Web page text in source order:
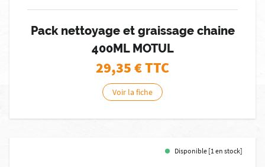
Pack nettoyage et graissage chaine
400ML MOTUL
29,35€ TTC
Voir la fiche
Disponible [1 en stock]